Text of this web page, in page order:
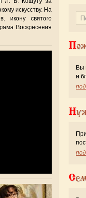
искусству. На
икону святого
Воскресения
Вы
и